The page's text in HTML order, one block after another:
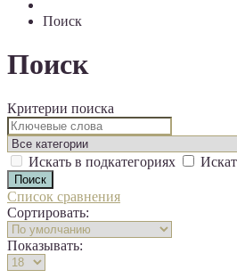
Поиск
Поиск
Критерии поиска
Искать в подкатегориях
Список сравнения
Сортировать:
Показывать: